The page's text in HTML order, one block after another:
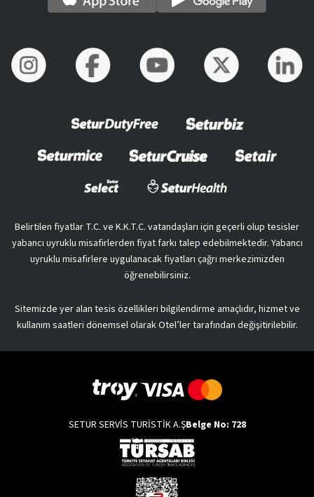
Belirtilen fiyatlar T.C. ve K.K.T.C. vatandaşları için geçerli olup tesisler
yabancı uyruklu misafirlerden fiyat farkı talep edebilmektedir. Yabancı
uyruklu misafirlere uygulanacak fiyatları çağrı merkezimizden
öğrenebilirsiniz.
Sitemizde yer alan tesis özellikleri bilgilendirme amaçlıdır, hizmet ve
kullanım saatleri dönemsel olarak Otel’ler tarafından değişitirilebilir.
SETUR SERVİS TURİSTİK A.ŞBelge No: 728